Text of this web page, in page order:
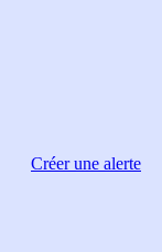
Créer une alerte